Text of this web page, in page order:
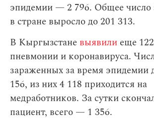
эпидемии — 2 796. Общее
в стране выросло до 201 313.
В Кыргызстане выявили еще
пневмонии и коронавируса.
зараженных за время эпидемии
156, из них 4 118 приходится на
медработников. За сутки
пациент, всего — 1 356.